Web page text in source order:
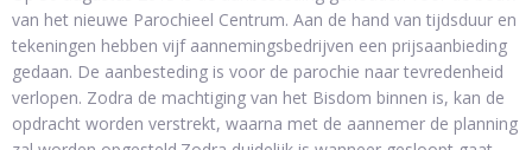
van het nieuwe Parochieel Centrum. Aan de hand van tijdsduur en
tekeningen hebben vijf aannemingsbedrijven een prijsaanbieding
gedaan. De aanbesteding is voor de parochie naar tevredenheid
verlopen. Zodra de machtiging van het Bisdom binnen is, kan de
opdracht worden verstrekt, waarna met de aannemer de planning